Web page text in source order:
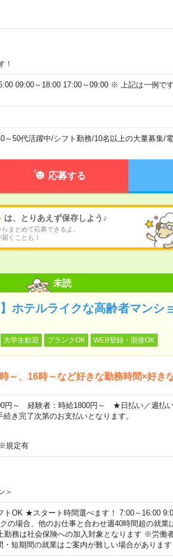
！
09:00～18:00 17:00～09:00 ※ 上記は一例で
～50代活躍中/シフト勤務/10名以上の大量募集/
応募する
は、とりあえず保存しよう♪
まとめて応募できるよ。
くことも！
未読
ホテルライクな高齢者マンシ
大学生歓迎 ブランクOK WEB登録・面接OK
～、16時～など好きな勤務時間×好き
円～ 経験者：時給1800円～ ★日払い／週払
き完了次第のお支払いとなります。
規定有
＞
OK ★スタート時間選べます！ 7:00～16:00
の場合、他のお仕事と合わせ週40時間超の就
勤務は社会保険への加入対象となります ※労働
・短期間の就業はご案内が難しい場合があります